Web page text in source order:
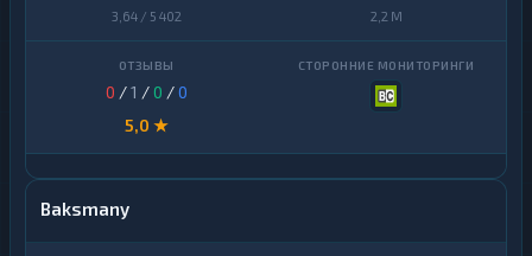
3,64 / 5 402 2,2 M
0 /1 /0 /0
5,0 ★
Baksmany